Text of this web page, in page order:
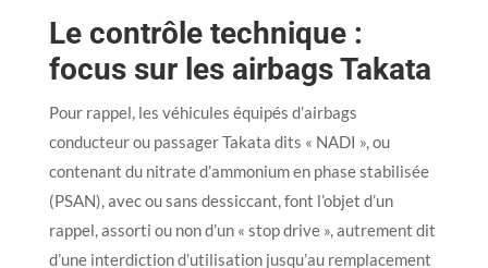
Le contrôle technique :
focus sur les airbags Takata
Pour rappel, les véhicules équipés d’airbags
conducteur ou passager Takata dits « NADI », ou
contenant du nitrate d’ammonium en phase stabilisée
(PSAN), avec ou sans dessiccant, font l’objet d’un
rappel, assorti ou non d’un « stop drive », autrement dit
d’une interdiction d’utilisation jusqu’au remplacement